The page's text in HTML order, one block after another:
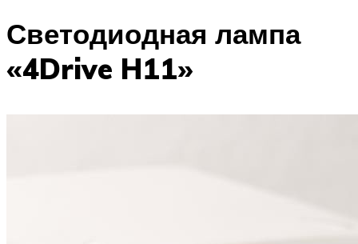
Светодиодная лампа
«4Drive H11»